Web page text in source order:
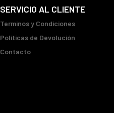
SERVICIO AL CLIENTE
Terminos y Condiciones
Políticas de Devolución
Contacto